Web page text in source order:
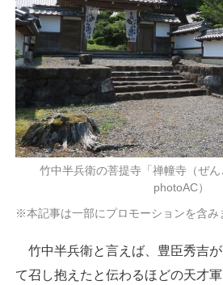
竹中半兵衛の菩提寺「禅幢寺（ぜん
photoAC）
※本記事は一部にプロモーションを含み
竹中半兵衛と言えば、豊臣秀吉
て召し抱えたと伝わるほどの天才